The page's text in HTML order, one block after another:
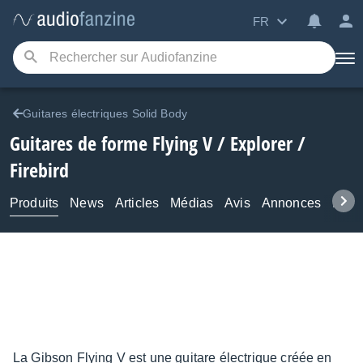
FR
Guitares électriques Solid Body
Guitares de forme Flying V / Explorer /
Firebird
Produits News Articles Médias Avis Annonces
La Gibson Flying V est une guitare électrique créée en